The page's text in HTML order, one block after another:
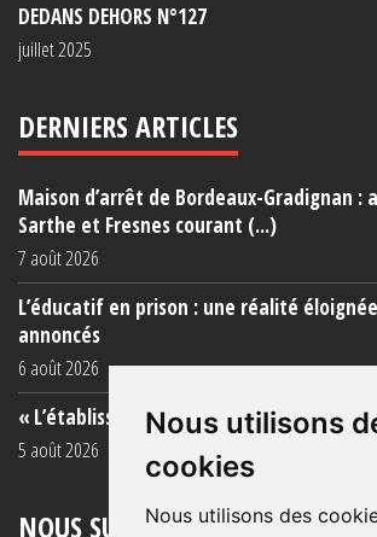
Nous utilisons
cookies
Nous utilisons des
DEDANS DEHORS N°127
juillet 2025
DERNIERS ARTICLES
Maison d’arrêt de Bordeaux-Gradignan :
Sarthe et Fresnes courant (...)
7 août 2026
L’éducatif en prison : une réalité
annoncés
6 août 2026
« L’établissement est une porcherie
5 août 2026
NOUS SUIVRE